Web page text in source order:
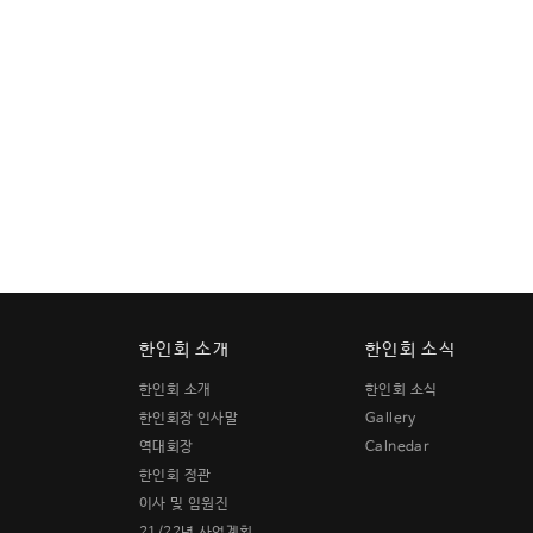
한인회 소개
한인회 소개
한인회장 인사말
역대회장
한인회 정관
이사 및 임원진
한인회 소식
한인회 소식
Gallery
Calnedar